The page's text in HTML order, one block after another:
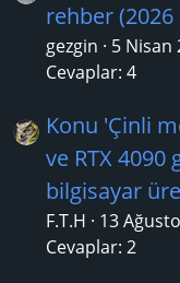
rehber (2026
gezgin
5 Nisan
Cevaplar: 4
Konu 'Çinli
ve RTX 4090
bilgisayar
F.T.H
13
Cevaplar: 2